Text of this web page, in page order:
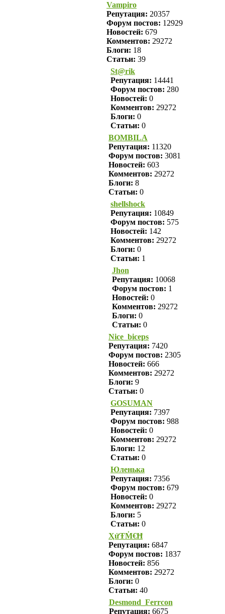
Vampiro
Репутация: 20357
Форум постов: 12929
Новостей: 679
Комментов: 29272
Блоги: 18
Статьи: 39
St@rik
Репутация: 14441
Форум постов: 280
Новостей: 0
Комментов: 29272
Блоги: 0
Статьи: 0
BOMBILA
Репутация: 11320
Форум постов: 3081
Новостей: 603
Комментов: 29272
Блоги: 8
Статьи: 0
shellshock
Репутация: 10849
Форум постов: 575
Новостей: 142
Комментов: 29272
Блоги: 0
Статьи: 1
Jhon
Репутация: 10068
Форум постов: 1
Новостей: 0
Комментов: 29272
Блоги: 0
Статьи: 0
Nice_biceps
Репутация: 7420
Форум постов: 2305
Новостей: 666
Комментов: 29272
Блоги: 9
Статьи: 0
GOSUMAN
Репутация: 7397
Форум постов: 988
Новостей: 0
Комментов: 29272
Блоги: 12
Статьи: 0
Юленька
Репутация: 7356
Форум постов: 679
Новостей: 0
Комментов: 29272
Блоги: 5
Статьи: 0
ҲửŦṀ€Ħ
Репутация: 6847
Форум постов: 1837
Новостей: 856
Комментов: 29272
Блоги: 0
Статьи: 40
Desmond_Ferrcon
Репутация: 6675